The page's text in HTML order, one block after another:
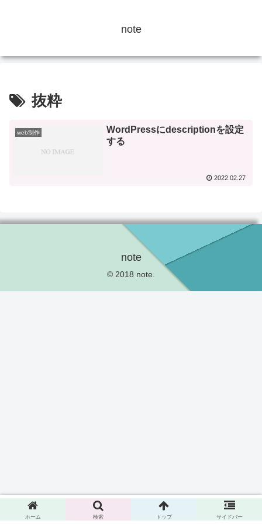
note
抜粋
web制作
WordPressにdescriptionを設定
する
2022.02.27
note
© 2018 note.
ホーム 検索 トップ サイドバー